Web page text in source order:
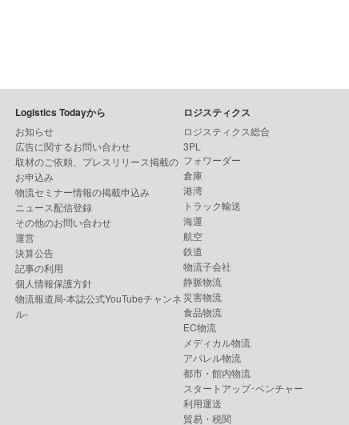
Logistics Todayから
お知らせ
広告に関するお問い合わせ
取材のご依頼、プレスリリース掲載の
お申込み
物流セミナー情報の掲載申込み
ニュース配信登録
その他のお問い合わせ
運営
決算公告
記事の利用
個人情報保護方針
物流報道局-本誌公式YouTubeチャンネ
ル-
ロジスティクス
ロジスティクス総合
3PL
フォワーダー
倉庫
港湾
トラック輸送
海運
航空
鉄道
物流子会社
静脈物流
災害物流
食品物流
EC物流
メディカル物流
アパレル物流
都市・館内物流
スタートアップ･ベンチャー
利用運送
貿易・税関